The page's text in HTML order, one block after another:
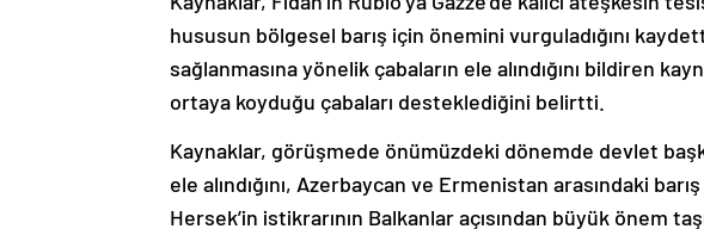
hususun bölgesel barış için önemini vurguladığını
sağlanmasına yönelik çabaların ele alındığını bildiren
ortaya koyduğu çabaları desteklediğini belirtti.
ele alındığını, Azerbaycan ve Ermenistan arasındaki
Hersek’in istikrarının Balkanlar açısından büyük önem